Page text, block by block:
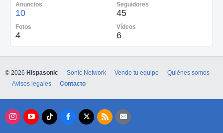
Anuncios
10
Seguidores
45
Fotos
4
Vídeos
6
© 2026 Hispasonic Sonic Network Vende tu equipo
Quiénes somos
Avisos legales
Contacto